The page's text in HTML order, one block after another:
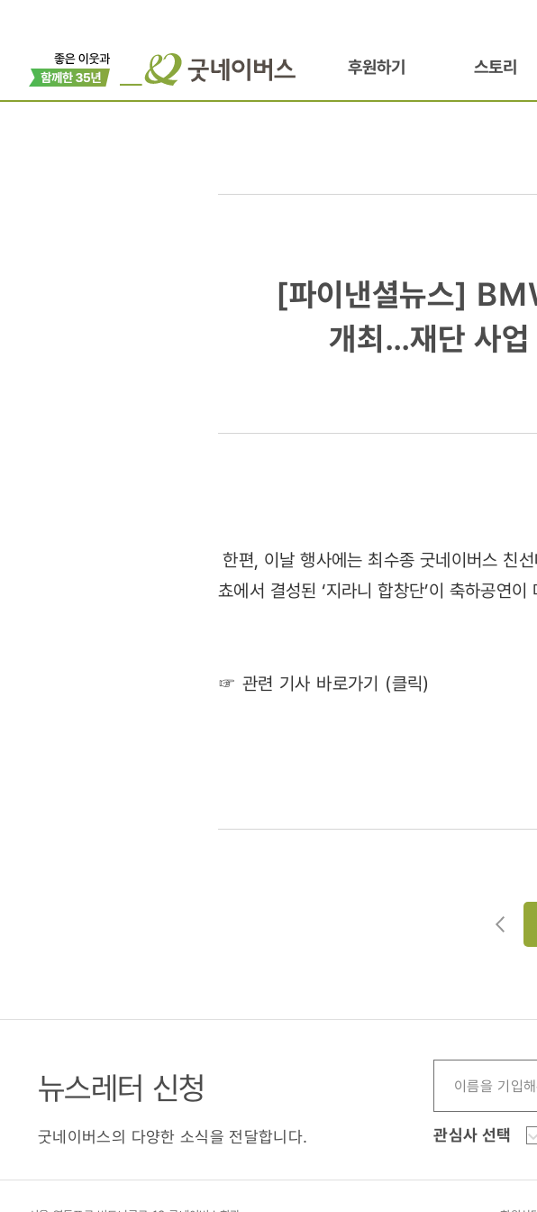
후원하기 스토리
[파이낸셜뉴스]
미래재단,
개최…
재단
계획도
[파이낸셜뉴스]
개최…재단 사
한편, 이날 행사에는 최수종 굿네이버스 친
쵸에서 결성된 ‘지라니 합창단’이 축하공연
☞ 관련 기사 바로가기 (클릭)
뉴스레터 신청
굿네이버스의 다양한 소식을 전달합니다. 관심사 선택